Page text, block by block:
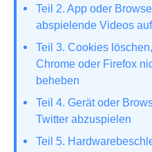
Teil 2. App oder
abspielende Videos
Teil 3. Cookies
Chrome oder Firefox
beheben
Teil 4. Gerät oder
Twitter abzuspielen
Teil 5.